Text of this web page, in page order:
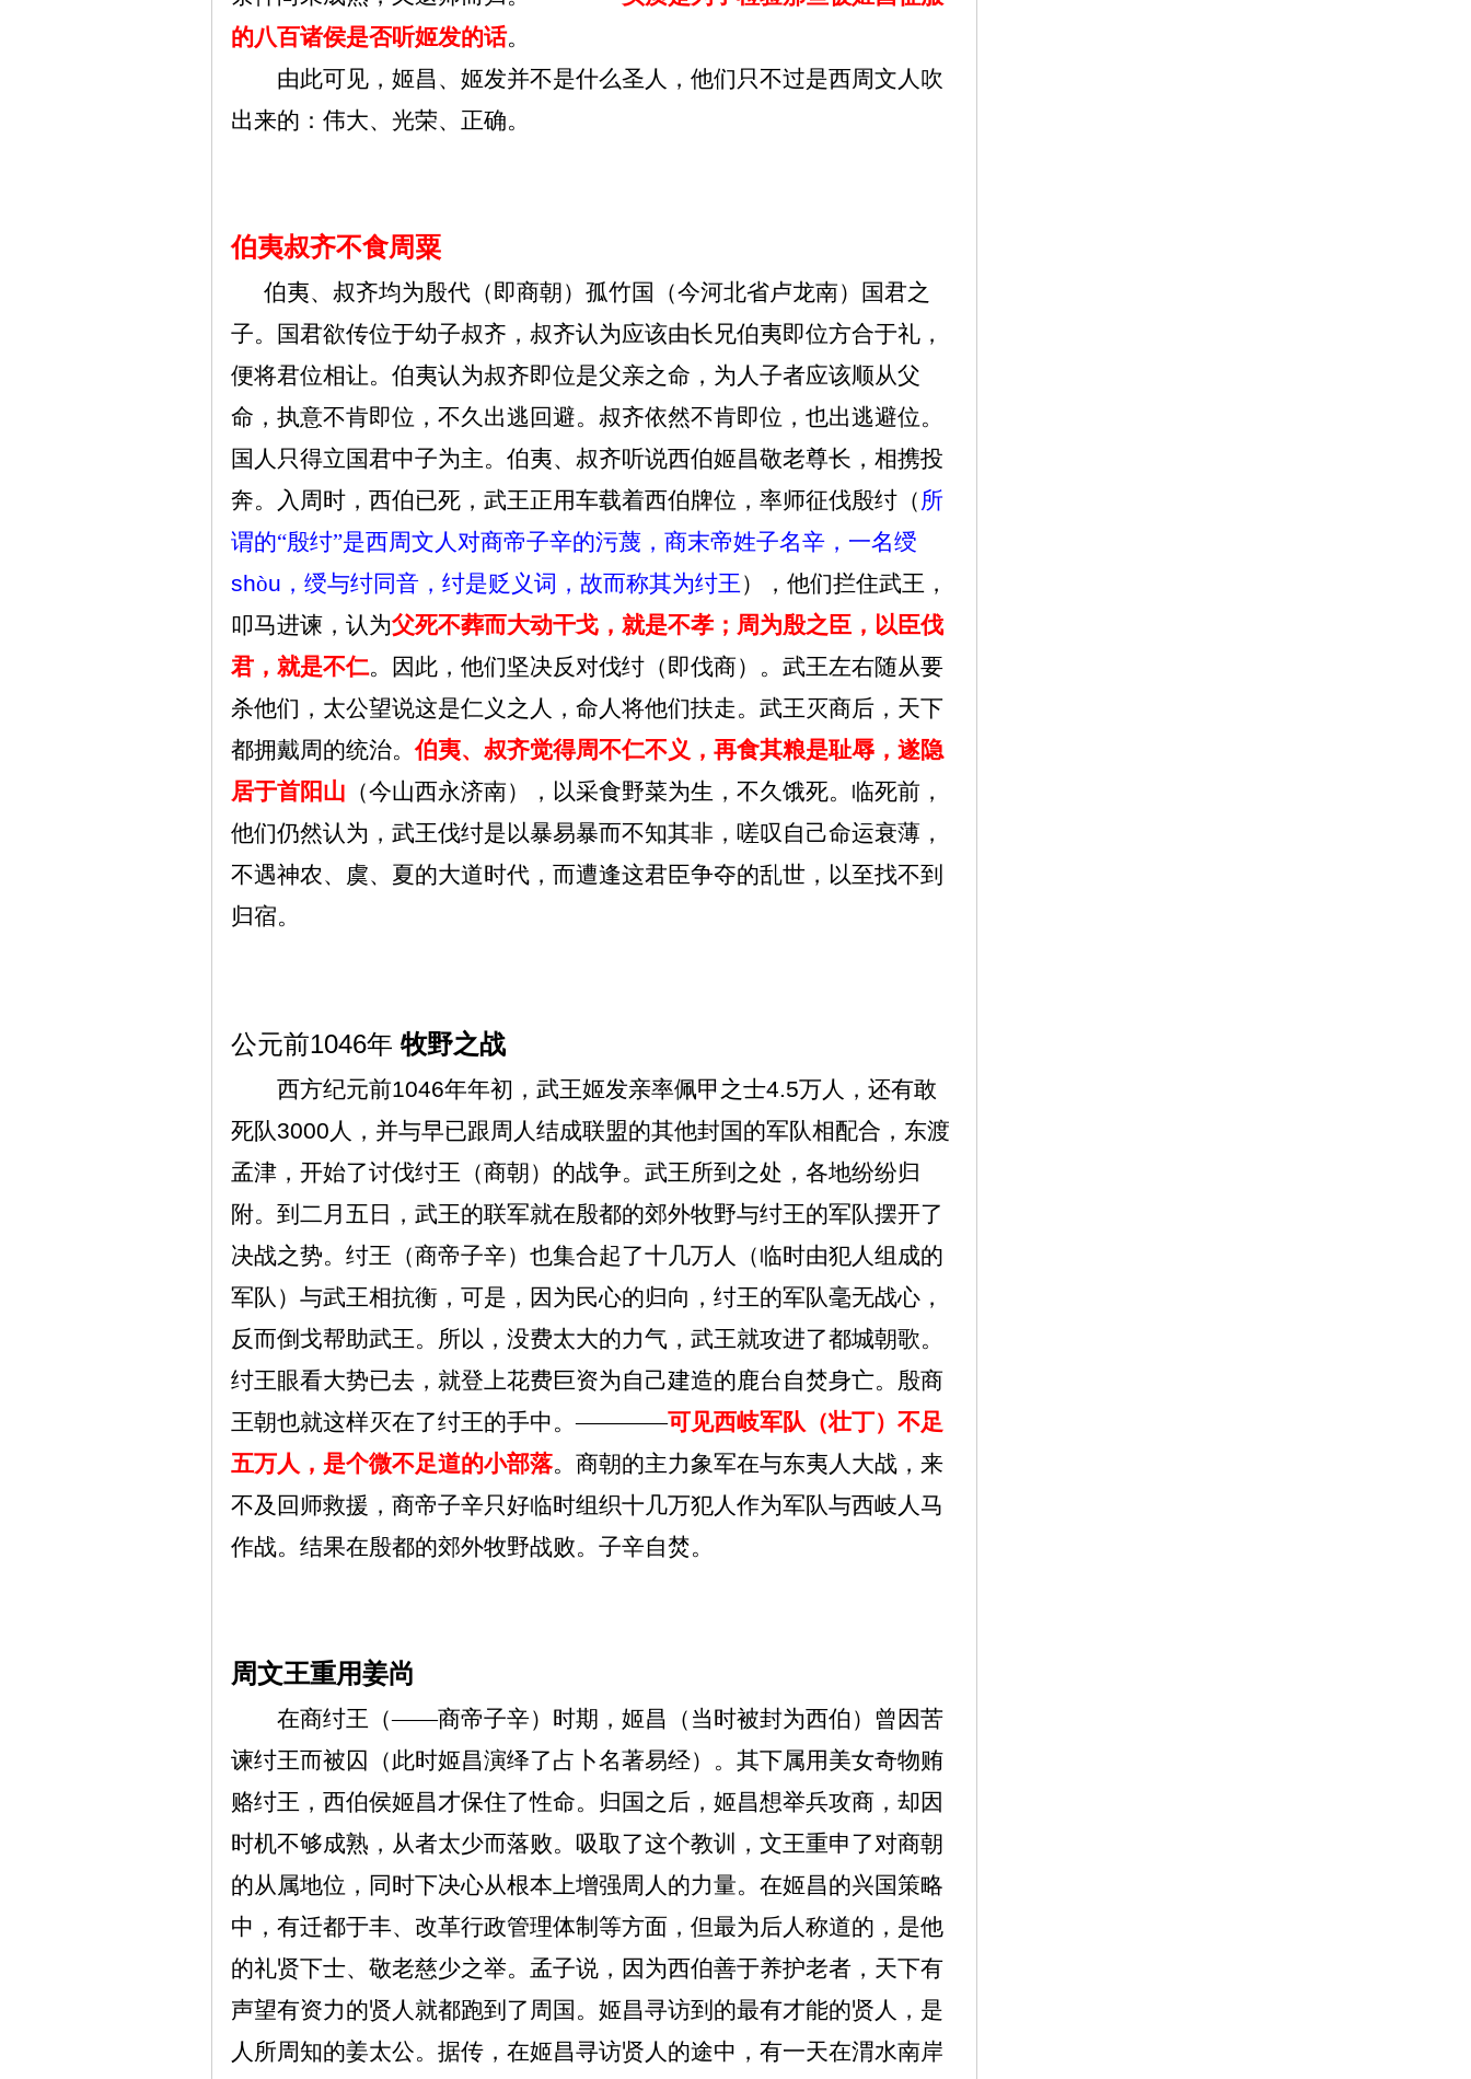
的八百诸侯是否听姬发的话。
由此可见，姬昌、姬发并不是什么圣人，他们只不过是西周文人吹
出来的：伟大、光荣、正确。
伯夷叔齐不食周粟
伯夷、叔齐均为殷代（即商朝）孤竹国（今河北省卢龙南）国君之
子。国君欲传位于幼子叔齐，叔齐认为应该由长兄伯夷即位方合于礼，
便将君位相让。伯夷认为叔齐即位是父亲之命，为人子者应该顺从父
命，执意不肯即位，不久出逃回避。叔齐依然不肯即位，也出逃避位。
国人只得立国君中子为主。伯夷、叔齐听说西伯姬昌敬老尊长，相携投
奔。入周时，西伯已死，武王正用车载着西伯牌位，率师征伐殷纣（ 所
谓的“殷纣”是西周文人对商帝子辛的污蔑，商末帝姓子名辛，一名绶
shòu ，绶与纣同音，纣是贬义词，故而称其为纣王），他们拦住武王，
叩马进谏，认为父死不葬而大动干戈，就是不孝；周为殷之臣，以臣伐
君，就是不仁。因此，他们坚决反对伐纣（即伐商）。武王左右随从要
杀他们，太公望说这是仁义之人，命人将他们扶走。武王灭商后，天下
都拥戴周的统治。伯夷、叔齐觉得周不仁不义，再食其粮是耻辱，遂隐
居于首阳山 （今山西永济南），以采食野菜为生，不久饿死。临死前，
他们仍然认为，武王伐纣是以暴易暴而不知其非，嗟叹自己命运衰薄，
不遇神农、虞、夏的大道时代，而遭逢这君臣争夺的乱世，以至找不到
归宿。
公元前1046年 牧野之战
西方纪元前1046年年初，武王姬发亲率佩甲之士4.5万人，还有敢
死队3000人，并与早已跟周人结成联盟的其他封国的军队相配合，东渡
孟津，开始了讨伐纣王（商朝）的战争。武王所到之处，各地纷纷归
附。到二月五日，武王的联军就在殷都的郊外牧野与纣王的军队摆开了
决战之势。纣王（商帝子辛）也集合起了十几万人（临时由犯人组成的
军队）与武王相抗衡，可是，因为民心的归向，纣王的军队毫无战心，
反而倒戈帮助武王。所以，没费太大的力气，武王就攻进了都城朝歌。
纣王眼看大势已去，就登上花费巨资为自己建造的鹿台自焚身亡。殷商
王朝也就这样灭在了纣王的手中。————可见西岐军队（壮丁）不足
五万人，是个微不足道的小部落。商朝的主力象军在与东夷人大战，来
不及回师救援，商帝子辛只好临时组织十几万犯人作为军队与西岐人马
作战。结果在殷都的郊外牧野战败。子辛自焚。
周文王重用姜尚
在商纣王（——商帝子辛）时期，姬昌（当时被封为西伯）曾因苦
谏纣王而被囚（此时姬昌演绎了占卜名著易经）。其下属用美女奇物贿
赂纣王，西伯侯姬昌才保住了性命。归国之后，姬昌想举兵攻商，却因
时机不够成熟，从者太少而落败。吸取了这个教训，文王重申了对商朝
的从属地位，同时下决心从根本上增强周人的力量。在姬昌的兴国策略
中，有迁都于丰、改革行政管理体制等方面，但最为后人称道的，是他
的礼贤下士、敬老慈少之举。孟子说，因为西伯善于养护老者，天下有
声望有资力的贤人就都跑到了周国。姬昌寻访到的最有才能的贤人，是
人所周知的姜太公。据传，在姬昌寻访贤人的途中，有一天在渭水南岸